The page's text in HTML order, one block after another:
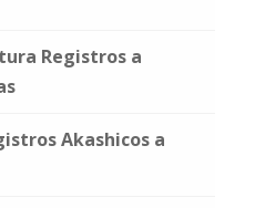
Registros a
Akashicos a